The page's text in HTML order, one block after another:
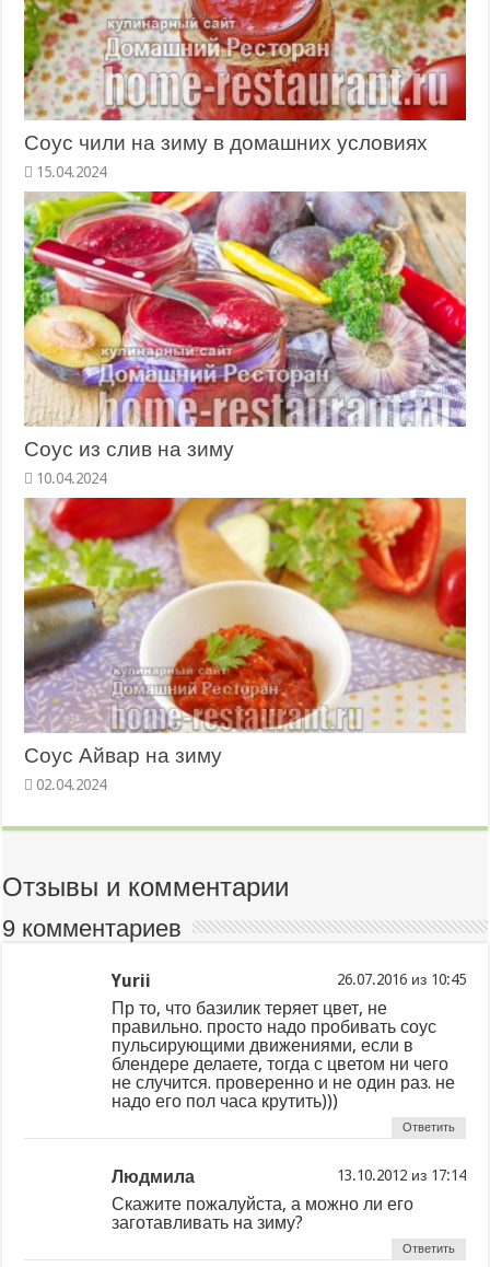
Соус чили на зиму в домашних условиях
15.04.2024
Соус из слив на зиму
10.04.2024
Соус Айвар на зиму
02.04.2024
Отзывы и комментарии
9 комментариев
Yurii из
Пр то, что базилик теряет цвет, не
правильно. просто надо пробивать соус
пульсирующими движениями, если в
блендере делаете, тогда с цветом ни чего
не случится. проверенно и не один раз. не
надо его пол часа крутить)))
Ответить
Людмила из
Скажите пожалуйста, а можно ли его
заготавливать на зиму?
Ответить